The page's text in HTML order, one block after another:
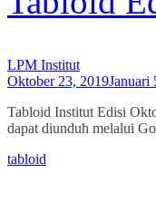
LPM Institut
Oktober 23, 2019Januari
Tabloid Institut Edisi
dapat diunduh melalui
tabloid